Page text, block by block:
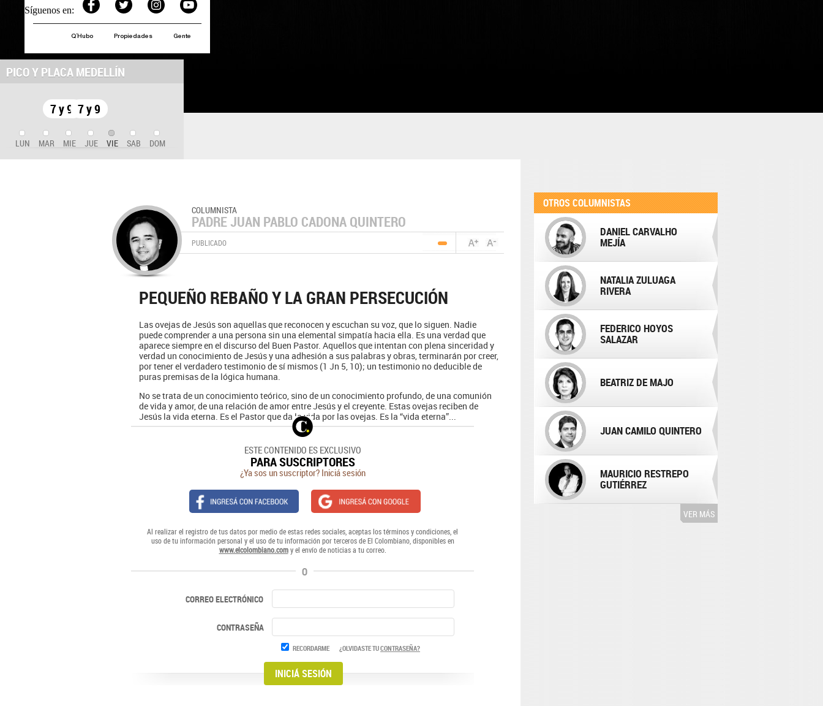
Síguenos en:
Q´Hubo Propiedades Gente
PICO Y PLACA MEDELLÍN
7 y 9 7 y 9
LUN MAR MIE JUE VIE SAB DOM
COLUMNISTA
PADRE JUAN PABLO CADONA QUINTERO
PUBLICADO
PEQUEÑO REBAÑO Y LA GRAN PERSECUCIÓN
Las ovejas de Jesús son aquellas que reconocen y escuchan su voz, que lo siguen. Nadie
puede comprender a una persona sin una elemental simpatía hacia ella. Es una verdad que
aparece siempre en el discurso del Buen Pastor. Aquellos que intentan con plena sinceridad y
verdad un conocimiento de Jesús y una adhesión a sus palabras y obras, terminarán por creer,
por tener el verdadero testimonio de sí mismos (1 Jn 5, 10); un testimonio no deducible de
puras premisas de la lógica humana.
No se trata de un conocimiento teórico, sino de un conocimiento profundo, de una comunión
de vida y amor, de una relación de amor entre Jesús y el creyente. Estas ovejas reciben de
Jesús la vida eterna. Es el Pastor que da la vida por las ovejas. Es la “vida eterna”...
ESTE CONTENIDO ES EXCLUSIVO
PARA SUSCRIPTORES
¿Ya sos un suscriptor? Iniciá sesión
Al realizar el registro de tus datos por medio de estas redes sociales, aceptas los términos y condiciones, el
uso de tu información personal y el uso de tu información por terceros de El Colombiano, disponibles en
www.elcolombiano.comy el envío de noticias a tu correo.
O
CORREO ELECTRÓNICO
CONTRASEÑA
RECORDARME ¿OLVIDASTE TUCONTRASEÑA?
OTROS COLUMNISTAS
DANIEL CARVALHO
MEJÍA
NATALIA ZULUAGA
RIVERA
FEDERICO HOYOS
SALAZAR
BEATRIZ DE MAJO
JUAN CAMILO QUINTERO
MAURICIO RESTREPO
GUTIÉRREZ
VER MÁS